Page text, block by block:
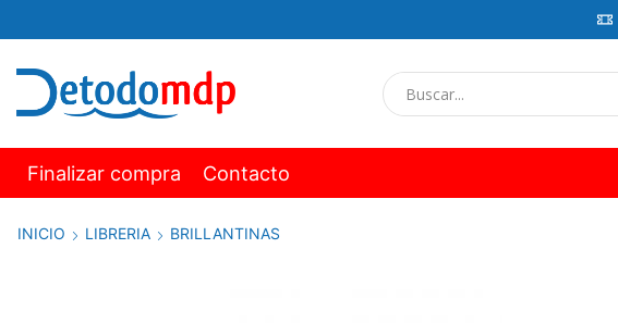
Finalizar compra Contacto
INICIO LIBRERIA BRILLANTINAS